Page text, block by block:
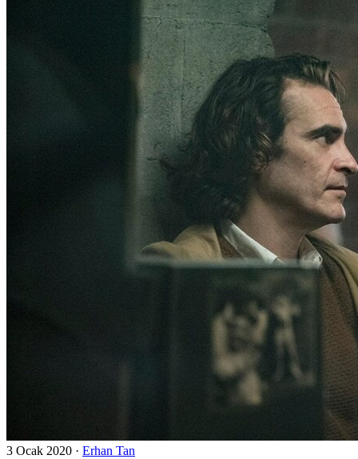
3 Ocak 2020 · Erhan Tan